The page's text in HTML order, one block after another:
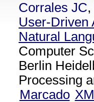
Corrales JC,
User-Driven
Natural
Computer
Berlin
Processing
Marcado